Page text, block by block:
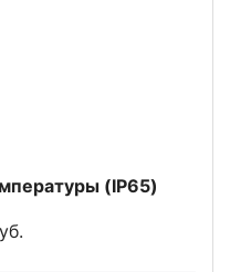
(IP65)